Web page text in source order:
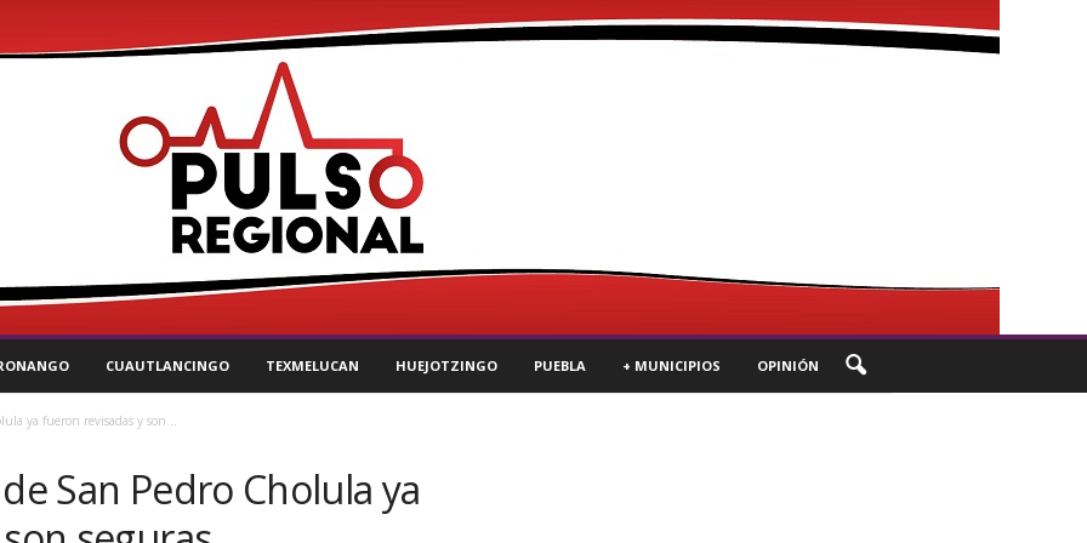
CUAUTLANCINGO TEXMELUCAN HUEJOTZINGO PUEBLA + MUNICIPIOS OPINIÓN
ya fueron revisadas y son...
San Pedro Cholula ya